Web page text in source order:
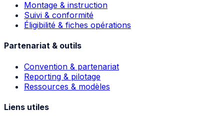
Montage & instruction
Suivi & conformité
Éligibilité & fiches opérations
Partenariat & outils
Convention & partenariat
Reporting & pilotage
Ressources & modèles
Liens utiles